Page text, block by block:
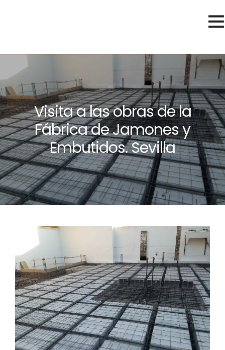
Visita a las obras de la
Fábrica de Jamones y
Embutidos. Sevilla